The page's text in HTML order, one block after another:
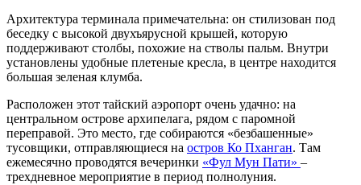
Архитектура терминала примечательна: он стилизован под
беседку с высокой двухъярусной крышей, которую
поддерживают столбы, похожие на стволы пальм. Внутри
установлены удобные плетеные кресла, в центре находится
большая зеленая клумба.
Расположен этот тайский аэропорт очень удачно: на
центральном острове архипелага, рядом с паромной
переправой. Это место, где собираются «безбашенные»
тусовщики, отправляющиеся на остров Ко Пханган. Там
ежемесячно проводятся вечеринки «Фул Мун Пати» –
трехдневное мероприятие в период полнолуния.